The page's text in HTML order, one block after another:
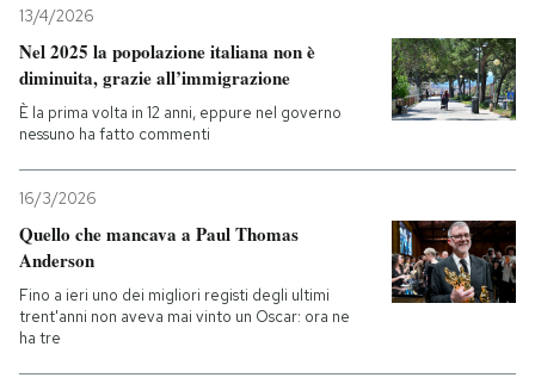
NEWSLETTER
SHOP
CALENDARIO
AREA PERSONALE
13/4/2026
Nel 2025 la popolazione italiana non è
diminuita, grazie all’immigrazione
È la prima volta in 12 anni, eppure nel governo
nessuno ha fatto commenti
16/3/2026
Quello che mancava a Paul Thomas
Anderson
Fino a ieri uno dei migliori registi degli ultimi
trent'anni non aveva mai vinto un Oscar: ora ne
ha tre